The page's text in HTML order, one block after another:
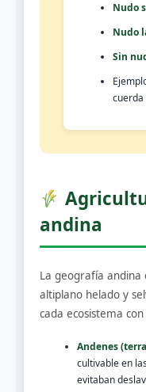
Nudo
Nudo
Sin
cuerda
andina
La geografía andina
altiplano helado y
cada ecosistema
Andenes
cultivable en
evitaban